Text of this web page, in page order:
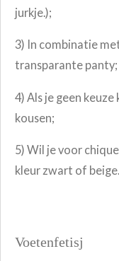
jurkje.);
3) In combinatie
transparante panty;
4) Als je geen
kousen;
5) Wil je voor
kleur zwart of beige.
Voetenfetisj